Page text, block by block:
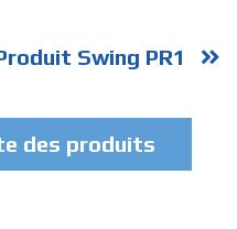
Swing PR1
des produits